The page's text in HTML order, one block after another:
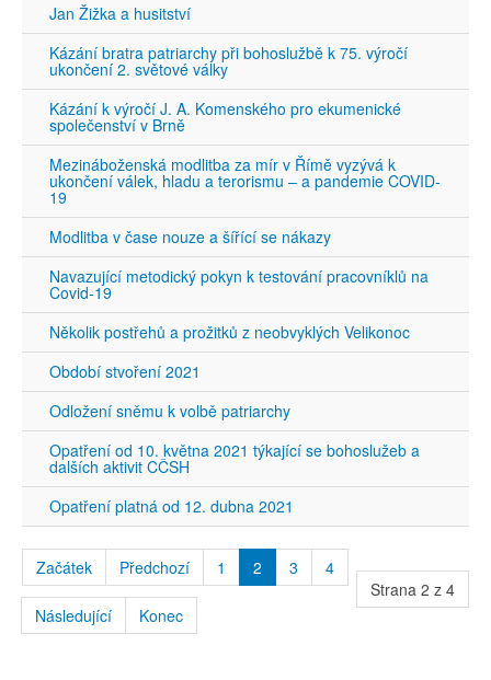
Jan Žižka a husitství
Kázání bratra patriarchy při bohoslužbě k 75. výročí
ukončení 2. světové války
Kázání k výročí J. A. Komenského pro ekumenické
společenství v Brně
Mezináboženská modlitba za mír v Římě vyzývá k
ukončení válek, hladu a terorismu – a pandemie COVID-
19
Modlitba v čase nouze a šířící se nákazy
Navazující metodický pokyn k testování pracovníklů na
Covid-19
Několik postřehů a prožitků z neobvyklých Velikonoc
Období stvoření 2021
Odložení sněmu k volbě patriarchy
Opatření od 10. května 2021 týkající se bohoslužeb a
dalších aktivit CČSH
Opatření platná od 12. dubna 2021
Strana 2 z 4
Začátek Předchozí 1 2 3 4
Následující Konec